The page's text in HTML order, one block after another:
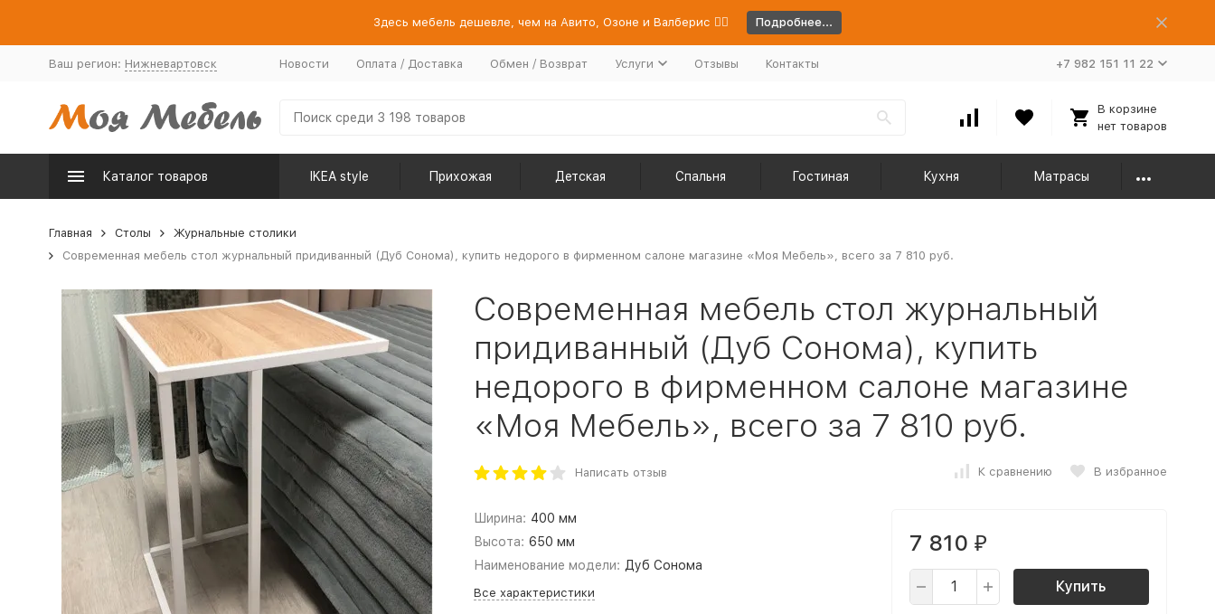
Здесь мебель дешевле, чем на Авито, Озоне и Валберис 👉🏻 Подробнее...
Ваш регион: Нижневартовск Новости Оплата / Доставка Обмен / Возврат Услуги Отзывы Контакты +7 982 151 11 22
В корзине
нет товаров
Каталог товаров IKEA style Прихожая Детская Спальня Гостиная Кухня Матрасы
Главная Столы
Журнальные столики
Современная мебель стол журнальный придиванный (Дуб Сонома), купить недорого в фирменном салоне магазине «Моя Мебель», всего за 7 810 руб.
Современная мебель стол журнальный
придиванный (Дуб Сонома), купить
недорого в фирменном салоне магазине
«Моя Мебель», всего за 7 810 руб.
Написать отзыв К сравнению В избранное
Ширина: 400 мм
Высота: 650 мм
Наименование модели: Дуб Сонома
Все характеристики
7 810 ₽
Купить